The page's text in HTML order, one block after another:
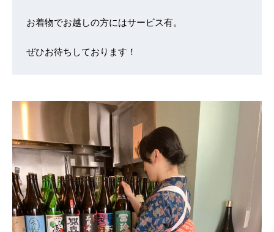
お着物でお越しの方にはサービス有。
ぜひお待ちしております！